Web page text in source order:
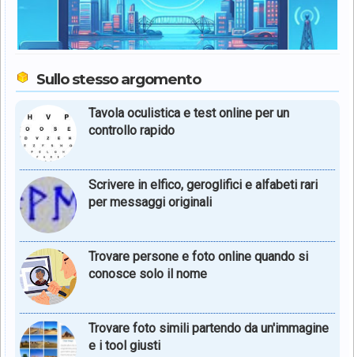
Sullo stesso argomento
Tavola oculistica e test online per un
controllo rapido
Scrivere in elfico, geroglifici e alfabeti rari
per messaggi originali
Trovare persone e foto online quando si
conosce solo il nome
Trovare foto simili partendo da un'immagine
e i tool giusti